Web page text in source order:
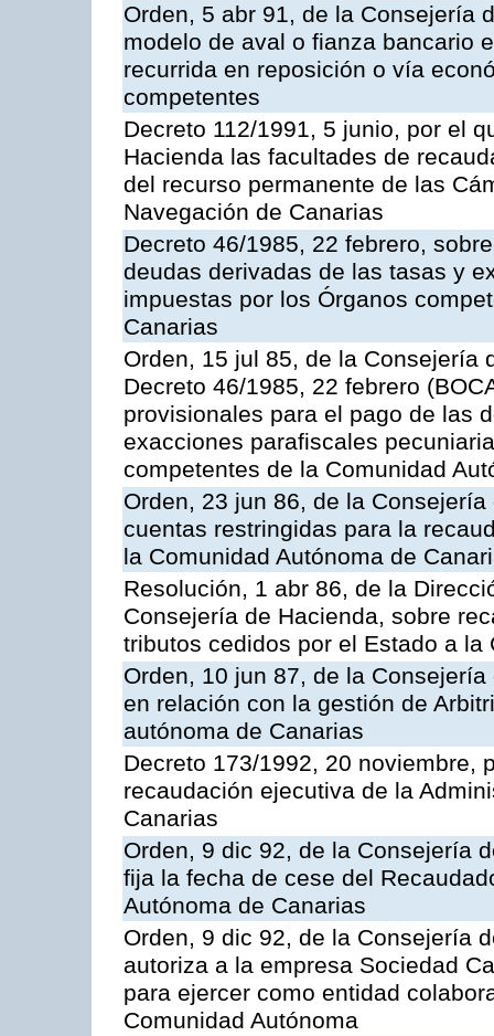
Orden, 5 abr 91, de la Consejería
modelo de aval o fianza bancario
recurrida en reposición o vía
competentes
Decreto 112/1991, 5 junio, por el
Hacienda las facultades de
del recurso permanente de las
Navegación de Canarias
Decreto 46/1985, 22 febrero,
deudas derivadas de las tasas y
impuestas por los Órganos
Canarias
Orden, 15 jul 85, de la Consejería
Decreto 46/1985, 22 febrero
provisionales para el pago de las
exacciones parafiscales
competentes de la Comunidad
Orden, 23 jun 86, de la
cuentas restringidas para la
la Comunidad Autónoma de
Resolución, 1 abr 86, de la
Consejería de Hacienda, sobre
tributos cedidos por el Estado a
Orden, 10 jun 87, de la
en relación con la gestión de
autónoma de Canarias
Decreto 173/1992, 20 noviembre,
recaudación ejecutiva de la
Canarias
Orden, 9 dic 92, de la Consejería
fija la fecha de cese del
Autónoma de Canarias
Orden, 9 dic 92, de la Consejería
autoriza a la empresa Sociedad
para ejercer como entidad
Comunidad Autónoma